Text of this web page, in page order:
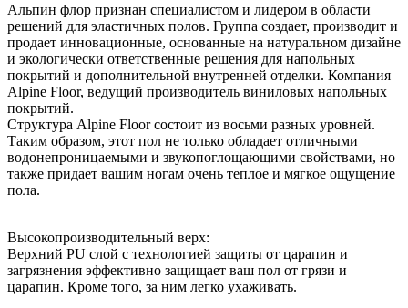
Альпин флор признан специалистом и лидером в области
решений для эластичных полов. Группа создает, производит и
продает инновационные, основанные на натуральном дизайне
и экологически ответственные решения для напольных
покрытий и дополнительной внутренней отделки. Компания
Alpine Floor, ведущий производитель виниловых напольных
покрытий.
Структура Alpine Floor состоит из восьми разных уровней.
Таким образом, этот пол не только обладает отличными
водонепроницаемыми и звукопоглощающими свойствами, но
также придает вашим ногам очень теплое и мягкое ощущение
пола.
Высокопроизводительный верх:
Верхний PU слой с технологией защиты от царапин и
загрязнения эффективно защищает ваш пол от грязи и
царапин. Кроме того, за ним легко ухаживать.